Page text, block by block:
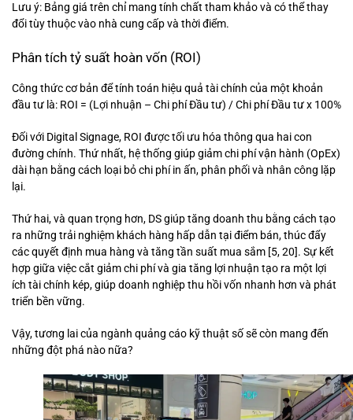
Lưu ý: Bảng giá trên chỉ mang tính chất tham khảo và có thể thay
đổi tùy thuộc vào nhà cung cấp và thời điểm.
Phân tích tỷ suất hoàn vốn (ROI)
Công thức cơ bản để tính toán hiệu quả tài chính của một khoản
đầu tư là: ROI = (Lợi nhuận – Chi phí Đầu tư) / Chi phí Đầu tư x 100%
Đối với Digital Signage, ROI được tối ưu hóa thông qua hai con
đường chính. Thứ nhất, hệ thống giúp giảm chi phí vận hành (OpEx)
dài hạn bằng cách loại bỏ chi phí in ấn, phân phối và nhân công lặp
lại.
Thứ hai, và quan trọng hơn, DS giúp tăng doanh thu bằng cách tạo
ra những trải nghiệm khách hàng hấp dẫn tại điểm bán, thúc đẩy
các quyết định mua hàng và tăng tần suất mua sắm [5, 20]. Sự kết
hợp giữa việc cắt giảm chi phí và gia tăng lợi nhuận tạo ra một lợi
ích tài chính kép, giúp doanh nghiệp thu hồi vốn nhanh hơn và phát
triển bền vững.
Vậy, tương lai của ngành quảng cáo kỹ thuật số sẽ còn mang đến
những đột phá nào nữa?